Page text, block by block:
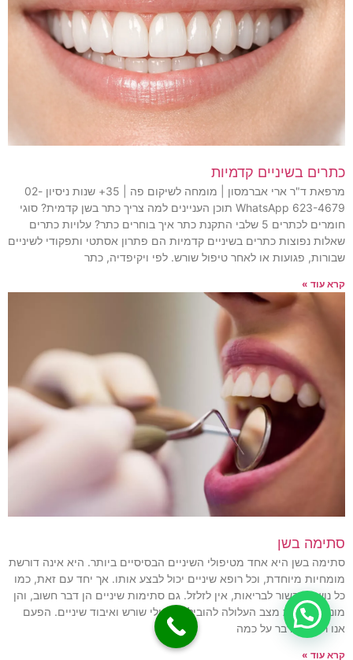
כתרים בשיניים קדמיות
מרפאת ד"ר ארי אברמסון | מומחה לשיקום פה | 35+ שנות ניסיון 02-
623-4679 WhatsApp תוכן העניינים למה צריך כתר בשן קדמית? סוגי
חומרים לכתרים 5 שלבי התקנת כתר איך בוחרים כתר? עלויות כתרים
שאלות נפוצות כתרים בשיניים קדמיות הם פתרון אסתטי ותפקודי לשיניים
שבורות, פגועות או לאחר טיפול שורש. לפי ויקיפדיה, כתר
קרא עוד »
סתימה בשן
סתימה בשן היא אחד מטיפולי השיניים הבסיסיים ביותר. היא אינה דורשת
מומחיות מיוחדת, וכל רופא שיניים יכול לבצע אותו. אך יחד עם זאת, כמו
כל נושא הקשור לבריאות, אין לזלזל. גם סתימות שיניים הן דבר חשוב, והן
מונעות הרעת מצב העלולה להוביל לטיפולי שורש ואיבוד שיניים. הפעם
אנו רוצים לדבר על כמה
קרא עוד »